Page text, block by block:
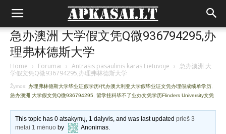
急办澳洲 大学假文凭Q微936794295,办
理弗林德斯大学
Home › Forumai › Antrasis pasaulinis karas Lietuvoje › 急办澳洲 大
学假文凭Q微936794295,办理弗林德斯大学
Žymos: 办理弗林德斯大学毕业证假学历/代办澳大利亚大学假毕业证文凭办理假成绩单学历
急办澳洲 大学假文凭Q微936794295
留学挂科毕不了业办文凭学历Flinders University文凭
This topic has 0 atsakymų, 1 dalyvis, and was last updatedprieš 3
metai 1 mėnuo by Anonimas.